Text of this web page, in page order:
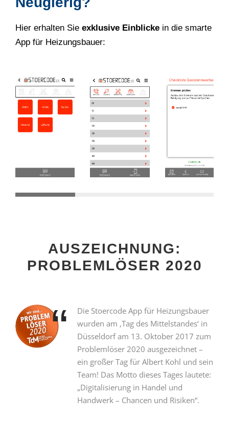
Hier erhalten Sie exklusive Einblicke in die smarte
App für Heizungsbauer:
AUSZEICHNUNG:
PROBLEMLÖSER 2020
“
Die Stoercode App für Heizungsbauer
wurden am ‚Tag des Mittelstandes‘ in
Düsseldorf am 13. Oktober 2017 zum
Problemlöser 2020 ausgezeichnet –
ein großer Tag für Albert Kohl und sein
Team! Das Motto dieses Tages lautete:
„Digitalisierung in Handel und
Handwerk – Chancen und Risiken“.